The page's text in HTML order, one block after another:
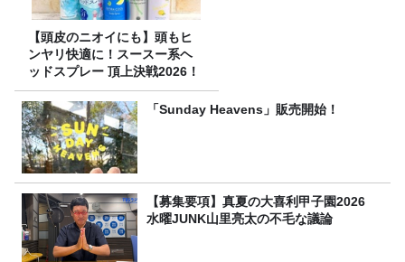
【頭皮のニオイにも】頭もヒ
ンヤリ快適に！スースー系ヘ
ッドスプレー 頂上決戦2026！
「Sunday Heavens」販売開始！
【募集要項】真夏の大喜利甲子園2026
水曜JUNK山里亮太の不毛な議論